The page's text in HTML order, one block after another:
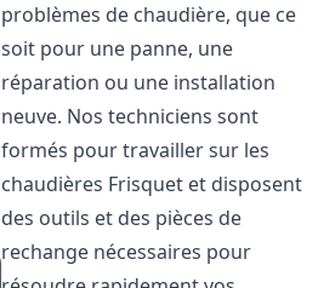
problèmes de chaudière, que ce
soit pour une panne, une
réparation ou une installation
neuve. Nos techniciens sont
formés pour travailler sur les
chaudières Frisquet et disposent
des outils et des pièces de
rechange nécessaires pour